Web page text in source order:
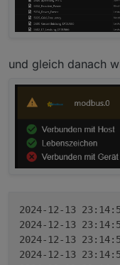
und gleich danach
2024-12-13
2024-12-13
2024-12-13
2024-12-13